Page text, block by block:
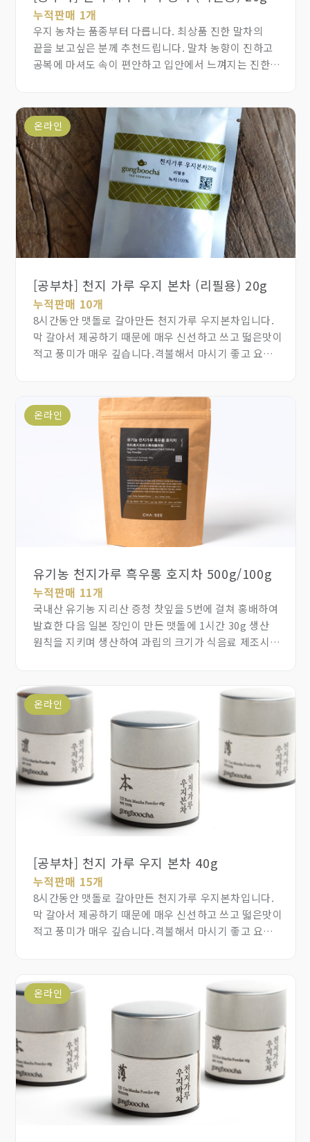
누적판매 1개
우지 농차는 품종부터 다릅니다. 최상품 진한 말차의
끝을 보고싶은 분께 추천드립니다. 말차 농향이 진하고
공복에 마셔도 속이 편안하고 입안에서 느껴지는 진한
온라인
[공부차] 천지 가루 우지 본차 (리필용) 20g
누적판매 10개
8시간동안 맷돌로 갈아만든 천지가루 우지본차입니다.
막 갈아서 제공하기 때문에 매우 신선하고 쓰고 떫은맛이
적고 풍미가 매우 깊습니다.격불해서 마시기 좋고 요리,
온라인
유기농 천지가루 흑우롱 호지차 500g/100g
누적판매 11개
국내산 유기농 지리산 증청 찻잎을 5번에 걸쳐 홍배하여
발효한 다음 일본 장인이 만든 맷돌에 1시간 30g 생산
원칙을 지키며 생산하여 과립의 크기가 식음료 제조시
좋으며 설탕 등 첨가물이 들어가지않아 나만의 레시피를
만들어 사용할 수 있습니다.
온라인
[공부차] 천지 가루 우지 본차 40g
누적판매 15개
8시간동안 맷돌로 갈아만든 천지가루 우지본차입니다.
막 갈아서 제공하기 때문에 매우 신선하고 쓰고 떫은맛이
적고 풍미가 매우 깊습니다.격불해서 마시기 좋고 요리,
온라인